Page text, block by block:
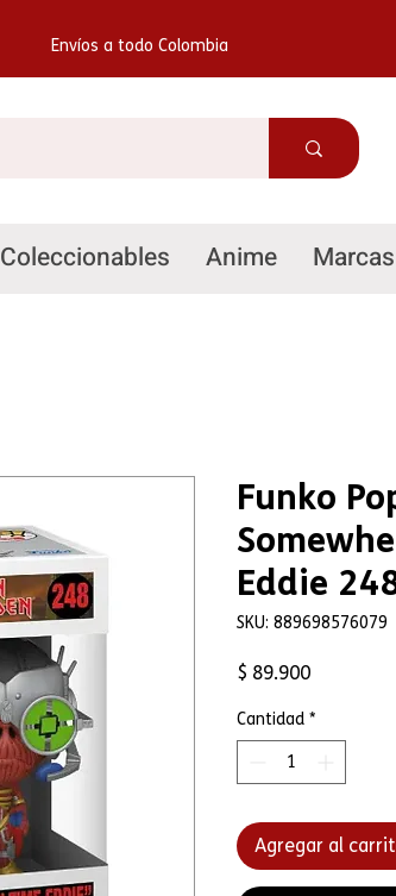
Envíos a todo Colombia
Coleccionables Anime Marcas
Funko
Eddie
SKU: 889698576079
$ 89.900Precio
Cantidad *
Agregar al